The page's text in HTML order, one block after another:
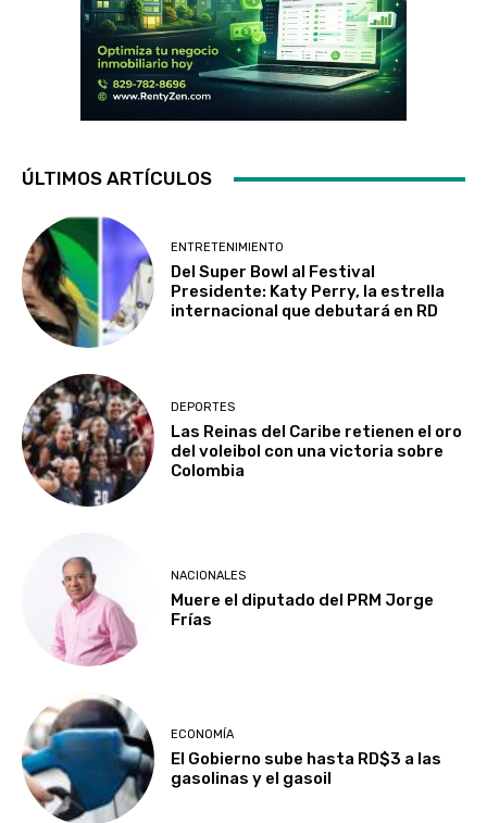
ÚLTIMOS ARTÍCULOS
ENTRETENIMIENTO
Del Super Bowl al Festival
Presidente: Katy Perry, la estrella
internacional que debutará en RD
DEPORTES
Las Reinas del Caribe retienen el oro
del voleibol con una victoria sobre
Colombia
NACIONALES
Muere el diputado del PRM Jorge
Frías
ECONOMÍA
El Gobierno sube hasta RD$3 a las
gasolinas y el gasoil